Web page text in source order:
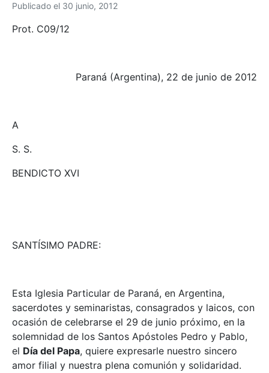
Publicado el 30 junio, 2012
Prot. C09/12
Paraná (Argentina), 22 de junio de 2012
A
S. S.
BENDICTO XVI
SANTÍSIMO PADRE:
Esta Iglesia Particular de Paraná, en Argentina,
sacerdotes y seminaristas, consagrados y laicos, con
ocasión de celebrarse el 29 de junio próximo, en la
solemnidad de los Santos Apóstoles Pedro y Pablo,
el Día del Papa, quiere expresarle nuestro sincero
amor filial y nuestra plena comunión y solidaridad.